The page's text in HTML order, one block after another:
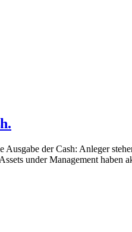
der Cash: Anleger
under Management